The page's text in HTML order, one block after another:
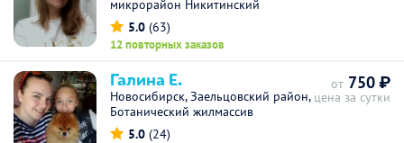
микрорайон Никитинский
5.0 (63)
12 повторных заказов
Галина Е.
Новосибирск, Заельцовский район,
Ботанический жилмассив
5.0 (24)
от 750 ₽
цена за сутки